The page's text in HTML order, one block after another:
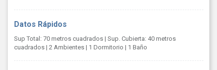
Datos Rápidos
Sup Total: 70 metros cuadrados | Sup. Cubierta: 40 metros
cuadrados | 2 Ambientes | 1 Dormitorio | 1 Baño